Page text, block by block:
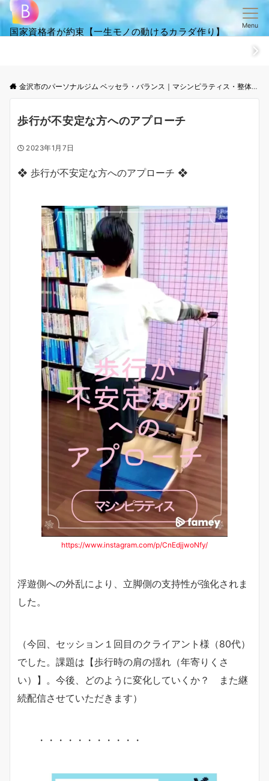
国家資格者が約束【一生モノの動けるカラダ作り】
Menu
ご来店からお帰りまでの
金沢市のパーソナルジム ベッセラ・バランス｜マシンピラティス・整体│根本改善と体幹トレーニング
歩行が不安定な方へのアプローチ
2023年1月7日
❖ 歩行が不安定な方へのアプローチ ❖
https://www.instagram.com/p/CnEdjjwoNfy/
浮遊側への外乱により、立脚側の支持性が強化されま
した。
（今回、セッション１回目のクライアント様（80代）
でした。課題は【歩行時の肩の揺れ（年寄りくさ
い）】。今後、どのように変化していくか？ また継
続配信させていただきます）
・・・・・・・・・・・